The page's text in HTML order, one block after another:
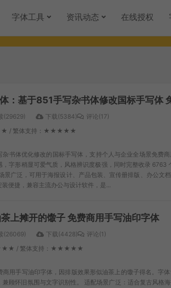
字体工具 资讯动态 在线授权
：基于851手写杂书体修改国标手写体
(29629) 下载(5384) 评论(17)
/ 繁体支持：★★★★★
书体优化修改的国标手写体，支持个人与企业全场景免费
字形稍显可爱气质，风格辨识度极强，同时完整收录 6763
景广泛，可用于海报设计、产品包装、宣传册排版、办公文
便捷，兼容主流办公与设计软件，是...
上摊开的馓子 免费商用手写油印字体
(26069) 下载(4428) 评论(1)
/ 繁体支持：★★★★★
用手写油印字体，因排版效果形似油茶上的馓子得名。字
顾怀旧氛围与文字识别性。 适配场景广泛：适合复古风格